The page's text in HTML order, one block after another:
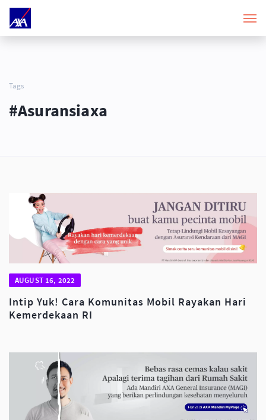
Tags
#asuransiaxa
AUGUST 16, 2022
Intip Yuk! Cara Komunitas Mobil Rayakan Hari
Kemerdekaan RI